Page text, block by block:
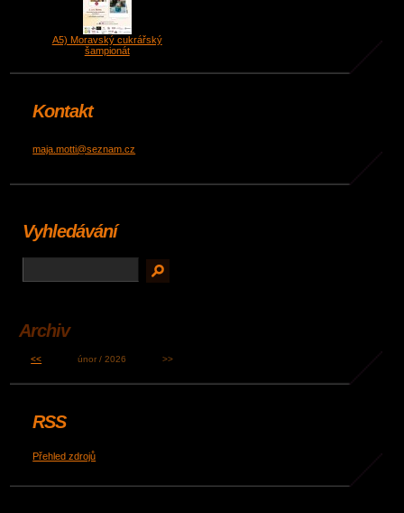
A5) Moravský cukrářský
šampionát
Kontakt
maja.motti@seznam.cz
Vyhledávání
Archiv
<< únor / 2026 >>
RSS
Přehled zdrojů